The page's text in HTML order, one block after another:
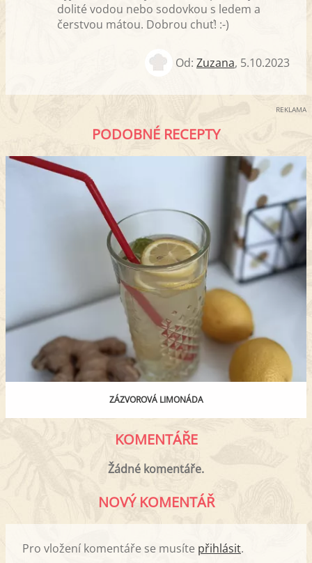
dolité vodou nebo sodovkou s ledem a
čerstvou mátou. Dobrou chuť! :-)
Od: Zuzana, 5.10.2023
REKLAMA
PODOBNÉ RECEPTY
ZÁZVOROVÁ LIMONÁDA
KOMENTÁŘE
Žádné komentáře.
NOVÝ KOMENTÁŘ
Pro vložení komentáře se musíte přihlásit.